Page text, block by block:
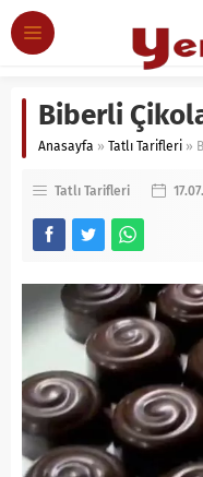
Biberli
Anasayfa » Tatlı Tarifleri »
Tatlı Tarifleri